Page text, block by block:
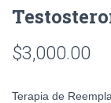
$3,000.00
Terapia de